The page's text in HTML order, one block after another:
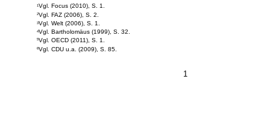
1
1 Vgl. Focus (2010), S. 1.
2Vgl. FAZ (2006), S. 2.
3Vgl. Welt (2006), S. 1.
4Vgl. Bartholomäus (1999), S. 32.
5Vgl. OECD (2011), S. 1.
6Vgl. CDU u.a. (2009), S. 85.